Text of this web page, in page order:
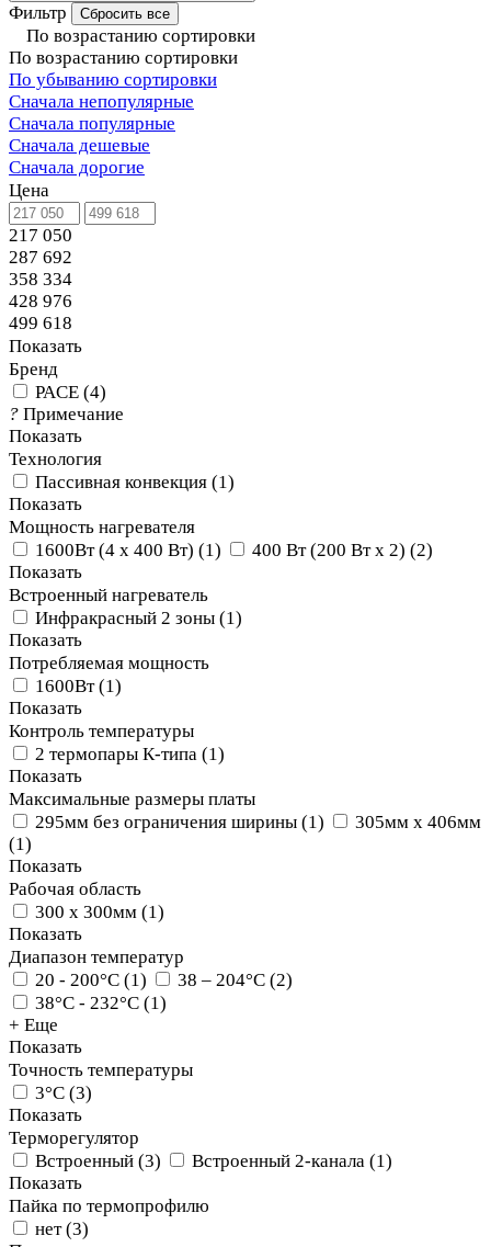
Фильтр Сбросить все
По возрастанию сортировки
По возрастанию сортировки
По убыванию сортировки
Сначала непопулярные
Сначала популярные
Сначала дешевые
Сначала дорогие
Цена
217 050
287 692
358 334
428 976
499 618
Показать
Бренд
PACE (4)
? Примечание
Показать
Технология
Пассивная конвекция (1)
Показать
Мощность нагревателя
1600Вт (4 x 400 Вт) (1) 400 Вт (200 Вт х 2) (2)
Показать
Встроенный нагреватель
Инфракрасный 2 зоны (1)
Показать
Потребляемая мощность
1600Вт(1)
Показать
Контроль температуры
2 термопары К-типа (1)
Показать
Максимальные размеры платы
295мм без ограничения ширины (1)
305мм x 406мм
(1)
Показать
Рабочая область
300 х 300мм (1)
Показать
Диапазон температур
20 - 200°C (1) 38 – 204°С (2)
38°C - 232°C (1)
+ Еще
Показать
Точность температуры
3°C (3)
Показать
Терморегулятор
Встроенный (3) Встроенный 2-канала (1)
Показать
Пайка по термопрофилю
нет(3)